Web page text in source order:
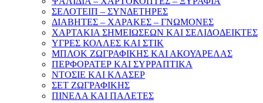
ΣΕΛΟΤΕΙΠ – ΣΥΝΔΕΤΗΡΕΣ
ΔΙΑΒΗΤΕΣ – ΧΑΡΑΚΕΣ – ΓΝΩΜΟΝΕΣ
ΧΑΡΤΑΚΙΑ ΣΗΜΕΙΩΣΕΩΝ ΚΑΙ ΣΕΛΙΔΟΔΕΙΚΤΕΣ
ΥΓΡΕΣ ΚΟΛΛΕΣ ΚΑΙ ΣΤΙΚ
ΜΠΛΟΚ ΖΩΓΡΑΦΙΚΗΣ ΚΑΙ ΑΚΟΥΑΡΕΛΑΣ
ΠΕΡΦΟΡΑΤΕΡ ΚΑΙ ΣΥΡΡΑΠΤΙΚΑ
ΝΤΟΣΙΕ ΚΑΙ ΚΛΑΣΕΡ
ΣΕΤ ΖΩΓΡΑΦΙΚΗΣ
ΠΙΝΕΛΑ ΚΑΙ ΠΑΛΕΤΕΣ